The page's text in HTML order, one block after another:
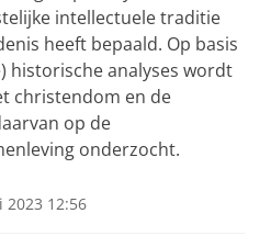
intellectuele traditie
heeft bepaald. Op basis
historische analyses wordt
christendom en de
op de
onderzocht.
2023 12:56